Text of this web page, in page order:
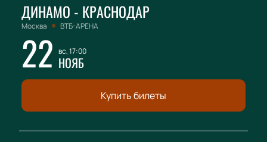
ДИНАМО - КРАСНОДАР
Москва ВТБ-АРЕНА
22 вс, 17:00
НОЯБ
Купить билеты